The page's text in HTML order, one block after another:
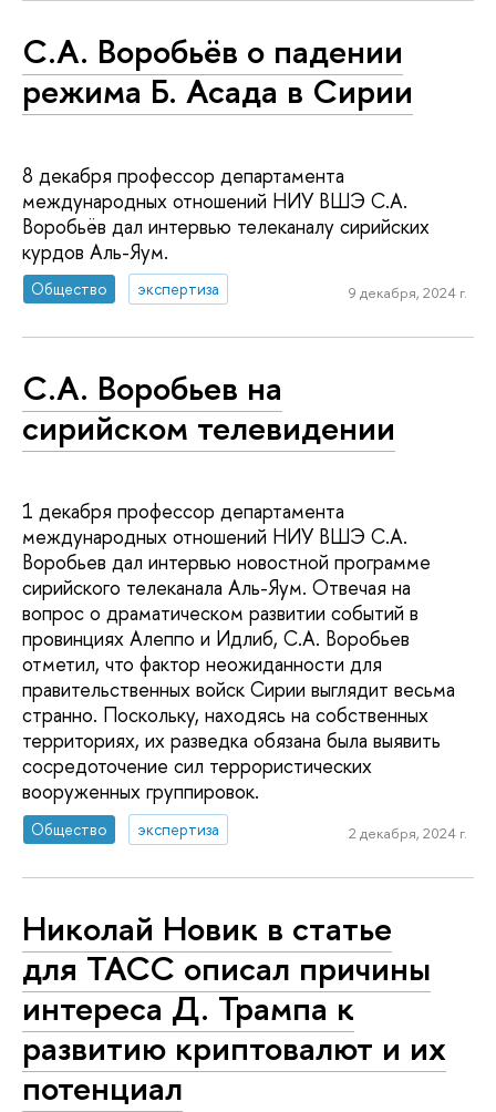
С.А. Воробьёв о падении
режима Б. Асада в Сирии
8 декабря профессор департамента
международных отношений НИУ ВШЭ С.А.
Воробьёв дал интервью телеканалу сирийских
курдов Аль-Яум.
Общество экспертиза 9 декабря, 2024 г.
C.А. Воробьев на
сирийском телевидении
1 декабря профессор департамента
международных отношений НИУ ВШЭ С.А.
Воробьев дал интервью новостной программе
сирийского телеканала Аль-Яум. Отвечая на
вопрос о драматическом развитии событий в
провинциях Алеппо и Идлиб, С.А. Воробьев
отметил, что фактор неожиданности для
правительственных войск Сирии выглядит весьма
странно. Поскольку, находясь на собственных
территориях, их разведка обязана была выявить
сосредоточение сил террористических
вооруженных группировок.
Общество экспертиза 2 декабря, 2024 г.
Николай Новик в статье
для ТАСС описал причины
интереса Д. Трампа к
развитию криптовалют и их
потенциал